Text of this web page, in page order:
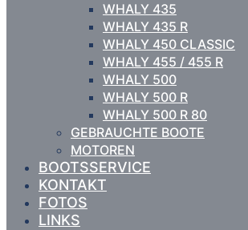
WHALY 435
WHALY 435 R
WHALY 450 CLASSIC
WHALY 455 / 455 R
WHALY 500
WHALY 500 R
WHALY 500 R 80
GEBRAUCHTE BOOTE
MOTOREN
BOOTSSERVICE
KONTAKT
FOTOS
LINKS